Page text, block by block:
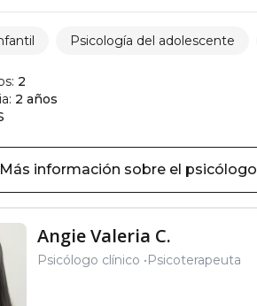
Psicología del adolescente
2
2 años
Más información sobre el psicólogo
Angie Valeria C.
Psicólogo clínico Psicoterapeuta